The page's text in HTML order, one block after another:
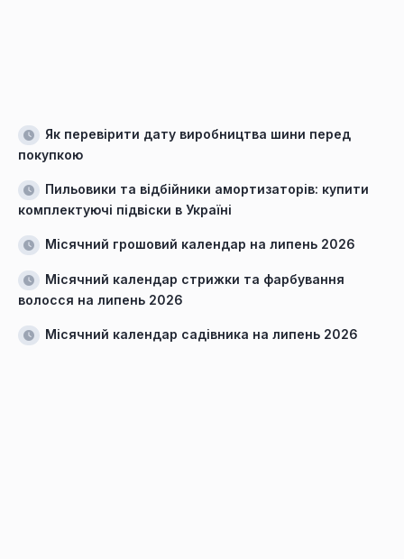
Як перевірити дату виробництва шини перед
покупкою
Пильовики та відбійники амортизаторів: купити
комплектуючі підвіски в Україні
Місячний грошовий календар на липень 2026
Місячний календар стрижки та фарбування
волосся на липень 2026
Місячний календар садівника на липень 2026